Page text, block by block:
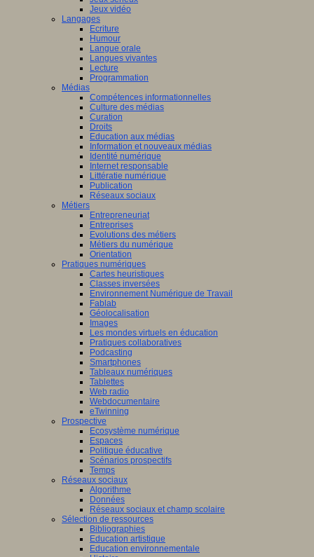
Jeux vidéo
Langages
Ecriture
Humour
Langue orale
Langues vivantes
Lecture
Programmation
Médias
Compétences informationnelles
Culture des médias
Curation
Droits
Education aux médias
Information et nouveaux médias
Identité numérique
Internet responsable
Littératie numérique
Publication
Réseaux sociaux
Métiers
Entrepreneuriat
Entreprises
Evolutions des métiers
Métiers du numérique
Orientation
Pratiques numériques
Cartes heuristiques
Classes inversées
Environnement Numérique de Travail
Fablab
Géolocalisation
Images
Les mondes virtuels en éducation
Pratiques collaboratives
Podcasting
Smartphones
Tableaux numériques
Tablettes
Web radio
Webdocumentaire
eTwinning
Prospective
Ecosystème numérique
Espaces
Politique éducative
Scénarios prospectifs
Temps
Réseaux sociaux
Algorithme
Données
Réseaux sociaux et champ scolaire
Sélection de ressources
Bibliographies
Education artistique
Education environnementale